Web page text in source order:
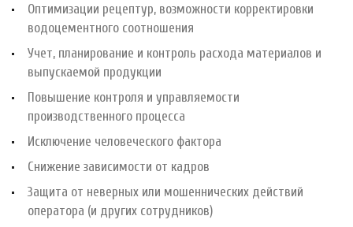
Оптимизации рецептур, возможности корректировки
водоцементного соотношения
Учет, планирование и контроль расхода материалов и
выпускаемой продукции
Повышение контроля и управляемости
производственного процесса
Исключение человеческого фактора
Снижение зависимости от кадров
Защита от неверных или мошеннических действий
оператора (и других сотрудников)